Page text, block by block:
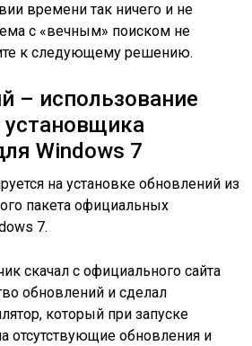
времени так ничего и не
с «вечным» поиском не
к следующему решению.
– использование
Windows 7
на установке обновлений из
пакета официальных
7.
скачал с официального сайта
обновлений и сделал
который при запуске
отсутствующие обновления и